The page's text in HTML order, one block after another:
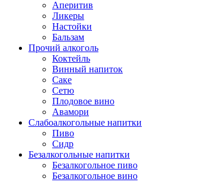
Аперитив
Ликеры
Настойки
Бальзам
Прочий алкоголь
Коктейль
Винный напиток
Саке
Сетю
Плодовое вино
Авамори
Слабоалкогольные напитки
Пиво
Сидр
Безалкогольные напитки
Безалкогольное пиво
Безалкогольное вино